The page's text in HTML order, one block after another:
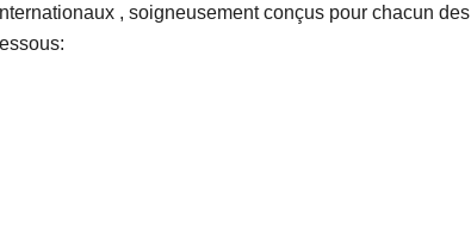
, soigneusement conçus pour chacun des